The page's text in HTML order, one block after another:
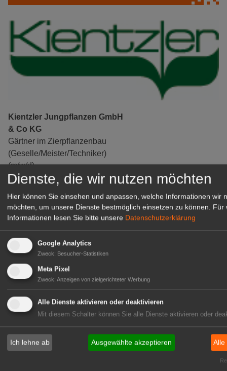
Kientzler Jungpflanzen GmbH
& Co KG
Gärtner im Zierpflanzenbau
(Geselle/Meister/Techniker)
(m/w/d)
Gensingen
zur Stellenanzeige
Gärtnerei Hanns
Mitarbeiter (m/w/d) für unsere
Dienste, die wir nutzen möchten
Hier können Sie einsehen und anpassen, welche Informationen wir
möchten, um unsere Dienste bestmöglich einsetzen zu können.
Für
Informationen lesen Sie bitte unsere Datenschutzerklärung
Google Analytics
Zweck: Besucher-Statistiken
Meta Pixel
Zweck: Anzeigen von zielgerichteter Werbung
Alle Dienste aktivieren oder deaktivieren
Mit diesem Schalter können Sie alle Dienste aktivieren oder
Ich lehne ab Ausgewählte akzeptieren Alle